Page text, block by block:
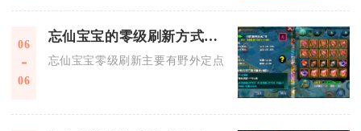
06
06
忘仙宝宝的零级刷新方式有哪些
忘仙宝宝零级刷新主要有野外定点刷新、圣兽岛刷取、仙府